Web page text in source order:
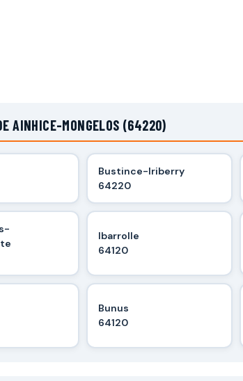
AINHICE-MONGELOS (64220)
Bustince-Iriberry
64220
Ibarrolle
64120
Bunus
64120